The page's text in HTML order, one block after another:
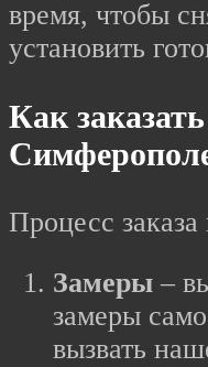
время, чтобы
установить
Как
Процесс
Замеры –
замеры
вызвать